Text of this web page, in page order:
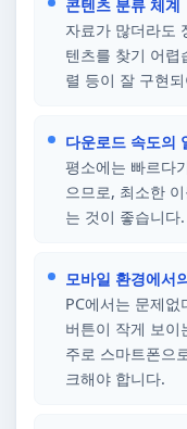
콘텐츠 분류 체계
자료가 많더라도
텐츠를 찾기 어렵
렬 등이 잘 구현
다운로드 속도의
평소에는 빠르다
으므로, 최소한
는 것이 좋습니다.
모바일 환경에서
PC에서는 문제
버튼이 작게 보이
주로 스마트폰으
크해야 합니다.